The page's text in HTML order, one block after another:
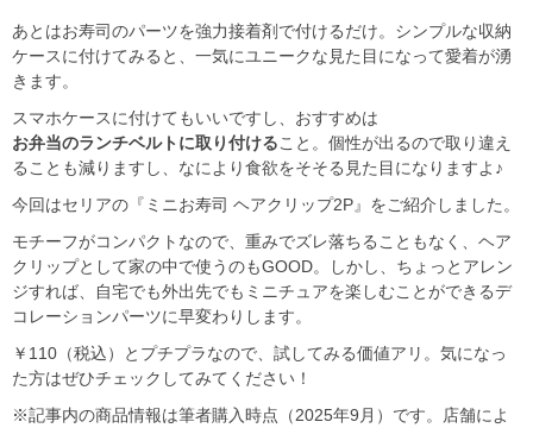
あとはお寿司のパーツを強力接着剤で付けるだけ。シンプルな収納
ケースに付けてみると、一気にユニークな見た目になって愛着が湧
きます。
スマホケースに付けてもいいですし、おすすめは
お弁当のランチベルトに取り付けること。個性が出るので取り違え
ることも減りますし、なにより食欲をそそる見た目になりますよ♪
今回はセリアの『ミニお寿司 ヘアクリップ2P』をご紹介しました。
モチーフがコンパクトなので、重みでズレ落ちることもなく、ヘア
クリップとして家の中で使うのもGOOD。しかし、ちょっとアレン
ジすれば、自宅でも外出先でもミニチュアを楽しむことができるデ
コレーションパーツに早変わりします。
￥110（税込）とプチプラなので、試してみる価値アリ。気になっ
た方はぜひチェックしてみてください！
※記事内の商品情報は筆者購入時点（2025年9月）です。店舗によ